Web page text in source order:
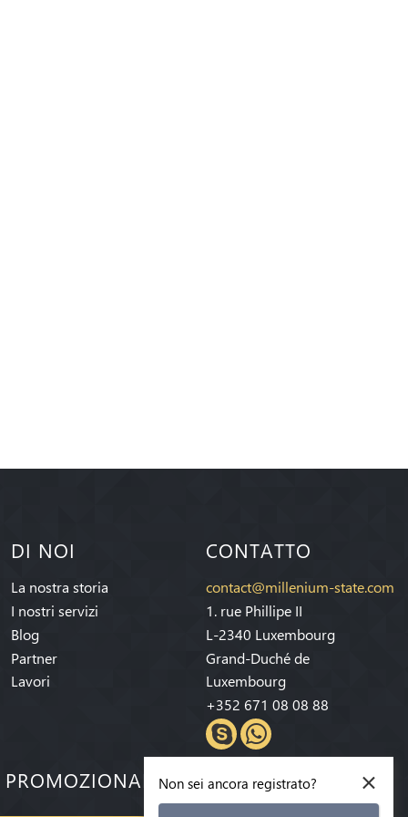
DI NOI
La nostra storia
I nostri servizi
Blog
Partner
Lavori
CONTATTO
contact@millenium-state.com
1. rue Phillipe II
L-2340 Luxembourg
Grand-Duché de
Luxembourg
+352 671 08 08 88
PROMOZIONALI! ×
Non sei ancora registrato?